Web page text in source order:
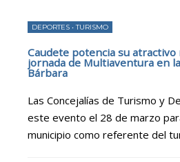
DEPORTES •TURISMO
Caudete potencia su
jornada de Multiaventura en
Bárbara
Las Concejalías de Turismo y
este evento el 28 de marzo
municipio como referente del